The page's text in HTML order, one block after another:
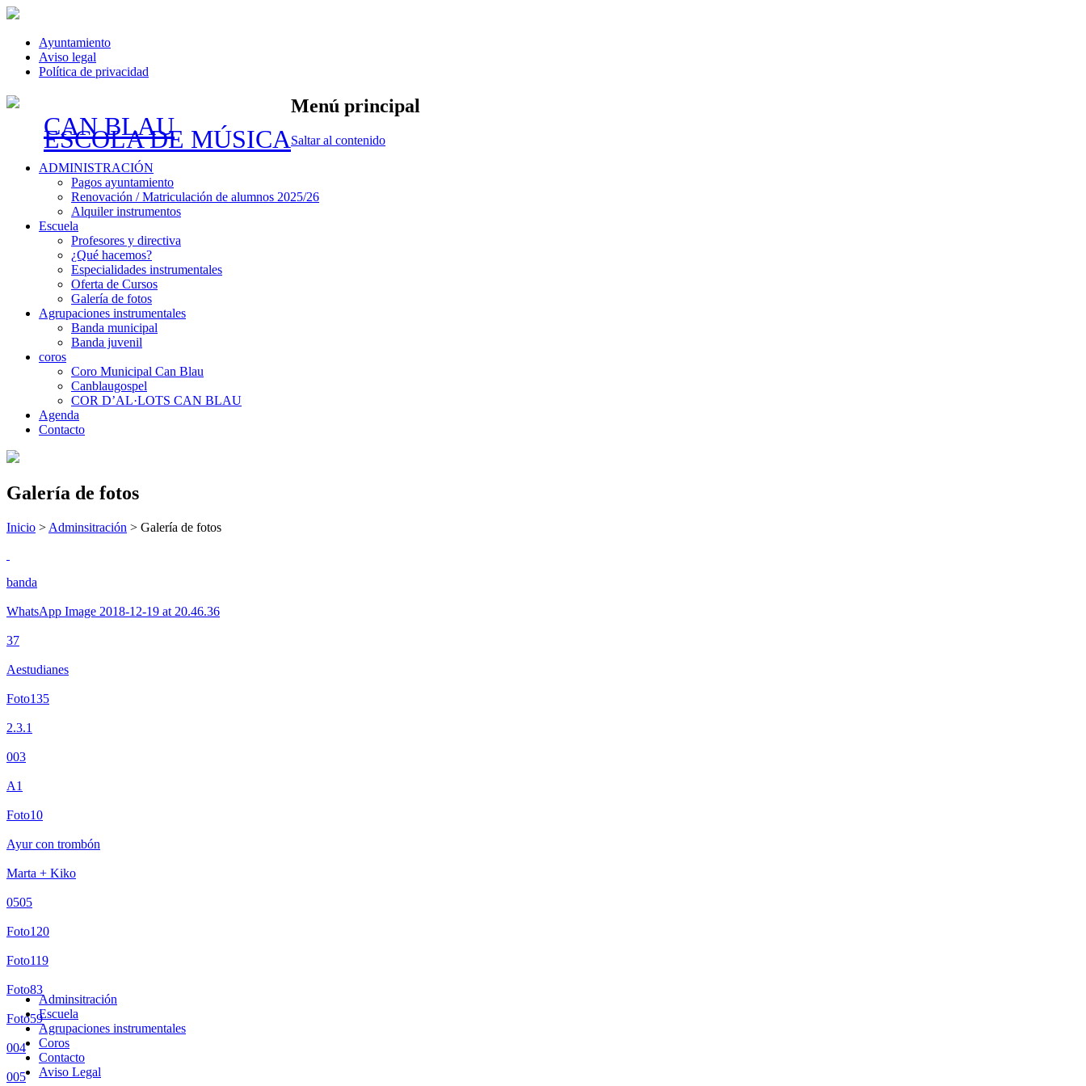
Ayuntamiento
Aviso legal
Política de privacidad
CAN BLAU
ESCOLA DE MÚSICA
Menú principal
Saltar al contenido
ADMINISTRACIÓN
Pagos ayuntamiento
Renovación / Matriculación de alumnos 2025/26
Alquiler instrumentos
Escuela
Profesores y directiva
¿Qué hacemos?
Especialidades instrumentales
Oferta de Cursos
Galería de fotos
Agrupaciones instrumentales
Banda municipal
Banda juvenil
coros
Coro Municipal Can Blau
Canblaugospel
COR D’AL·LOTS CAN BLAU
Agenda
Contacto
Galería de fotos
Inicio > Adminsitración > Galería de fotos
banda
WhatsApp Image 2018-12-19 at 20.46.36
37
Aestudianes
Foto135
2.3.1
003
A1
Foto10
Ayur con trombón
Marta + Kiko
0505
Foto120
Foto119
Foto83
Foto59
004
005
Adminsitración
Escuela
Agrupaciones instrumentales
Coros
Contacto
Aviso Legal